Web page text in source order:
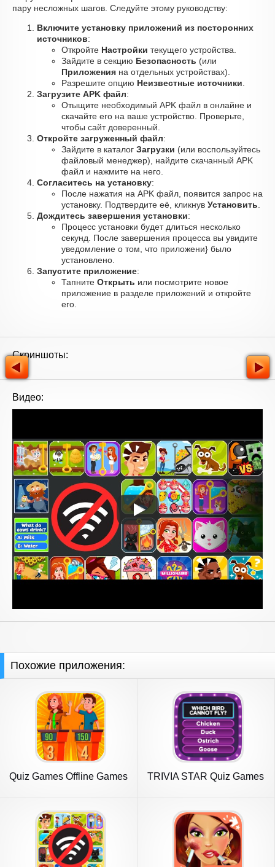
пару несложных шагов. Следуйте этому руководству:
Включите установку приложений из посторонних
источников:
Откройте Настройки текущего устройства.
Зайдите в секцию Безопасность (или
Приложения на отдельных устройствах).
Разрешите опцию Неизвестные источники
Загрузите APK файл:
Отыщите необходимый APK файл в онлайне и
скачайте его на ваше устройство. Проверьте,
чтобы сайт доверенный.
Откройте загруженный файл:
Зайдите в каталог Загрузки (или воспользуйтесь
файловый менеджер), найдите скачанный APK
файл и нажмите на него.
Согласитесь на установку:
После нажатия на APK файл, появится запрос на
установку. Подтвердите её, кликнув Установить
Дождитесь завершения установки:
Процесс установки будет длиться несколько
секунд. После завершения процесса вы увидите
уведомление о том, что приложени} было
установлено.
Запустите приложение:
Тапните Открыть или посмотрите новое
приложение в разделе приложений и откройте
его.
Скриншоты:
Видео:
Похожие приложения:
Quiz Games Offline Games
TRIVIA STAR Quiz Games